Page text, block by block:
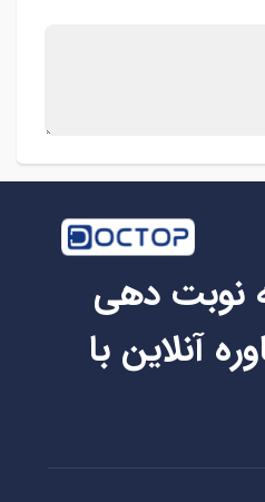
نوبت دهی
آنلاین با